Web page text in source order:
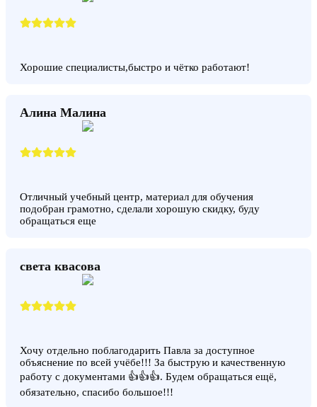
Хорошие специалисты,быстро и чётко работают!
Алина Малина
Отличный учебный центр, материал для обучения
подобран грамотно, сделали хорошую скидку, буду
обращаться еще
света квасова
Хочу отдельно поблагодарить Павла за доступное
объяснение по всей учёбе!!! За быструю и качественную
работу с документами 👍👍👍. Будем обращаться ещё,
обязательно, спасибо большое!!!